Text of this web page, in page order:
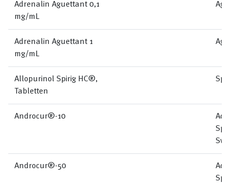
Adrenalin Aguettant 0,1
mg/mL
Adrenalin Aguettant 1
mg/mL
Allopurinol Spirig HC®,
Tabletten
Androcur®-10
Androcur®-50